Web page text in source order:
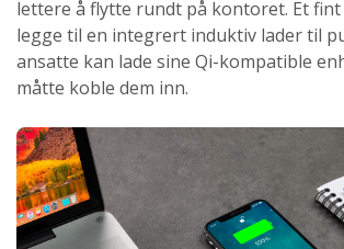
lettere å flytte rundt på kontoret. Et
legge til en integrert induktiv lader til
ansatte kan lade sine Qi-kompatible
måtte koble dem inn.